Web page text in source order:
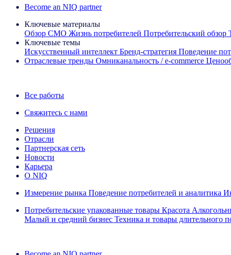
Become an NIQ partner
Ключевые материалы
Обзор CMO Жизнь потребителей Потребительский обзор
Ключевые темы
Искусственный интеллект Бренд‑стратегия Поведение
Отраслевые тренды Омниканальность / e‑commerce
Все работы
Свяжитесь с нами
Решения
Отрасли
Партнерская сеть
Новости
Карьера
О NIQ
Измерение рынка Поведение потребителей и аналитика
Потребительские упакованные товары Красота
Малый и средний бизнес Техника и товары длительного